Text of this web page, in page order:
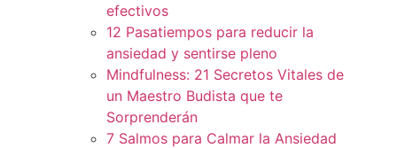
efectivos
12 Pasatiempos para reducir la
ansiedad y sentirse pleno
Mindfulness: 21 Secretos Vitales de
un Maestro Budista que te
Sorprenderán
7 Salmos para Calmar la Ansiedad